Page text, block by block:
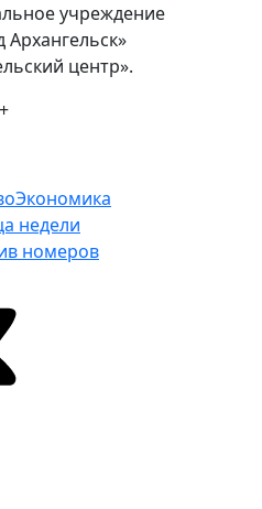
учреждение
Архангельск»
центр».
Экономика
недели
номеров